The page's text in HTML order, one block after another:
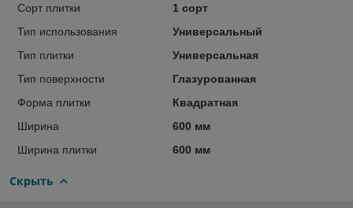
Сорт плитки
1 сорт
Тип использования
Универсальный
Тип плитки
Универсальная
Тип поверхности
Глазурованная
Форма плитки
Квадратная
Ширина
600 мм
Ширина плитки
600 мм
Скрыть